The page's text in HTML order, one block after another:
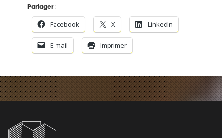
Partager :
Facebook X LinkedIn
E-mail Imprimer